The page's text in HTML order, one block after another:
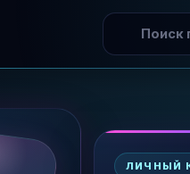
ЛИЧНЫЙ